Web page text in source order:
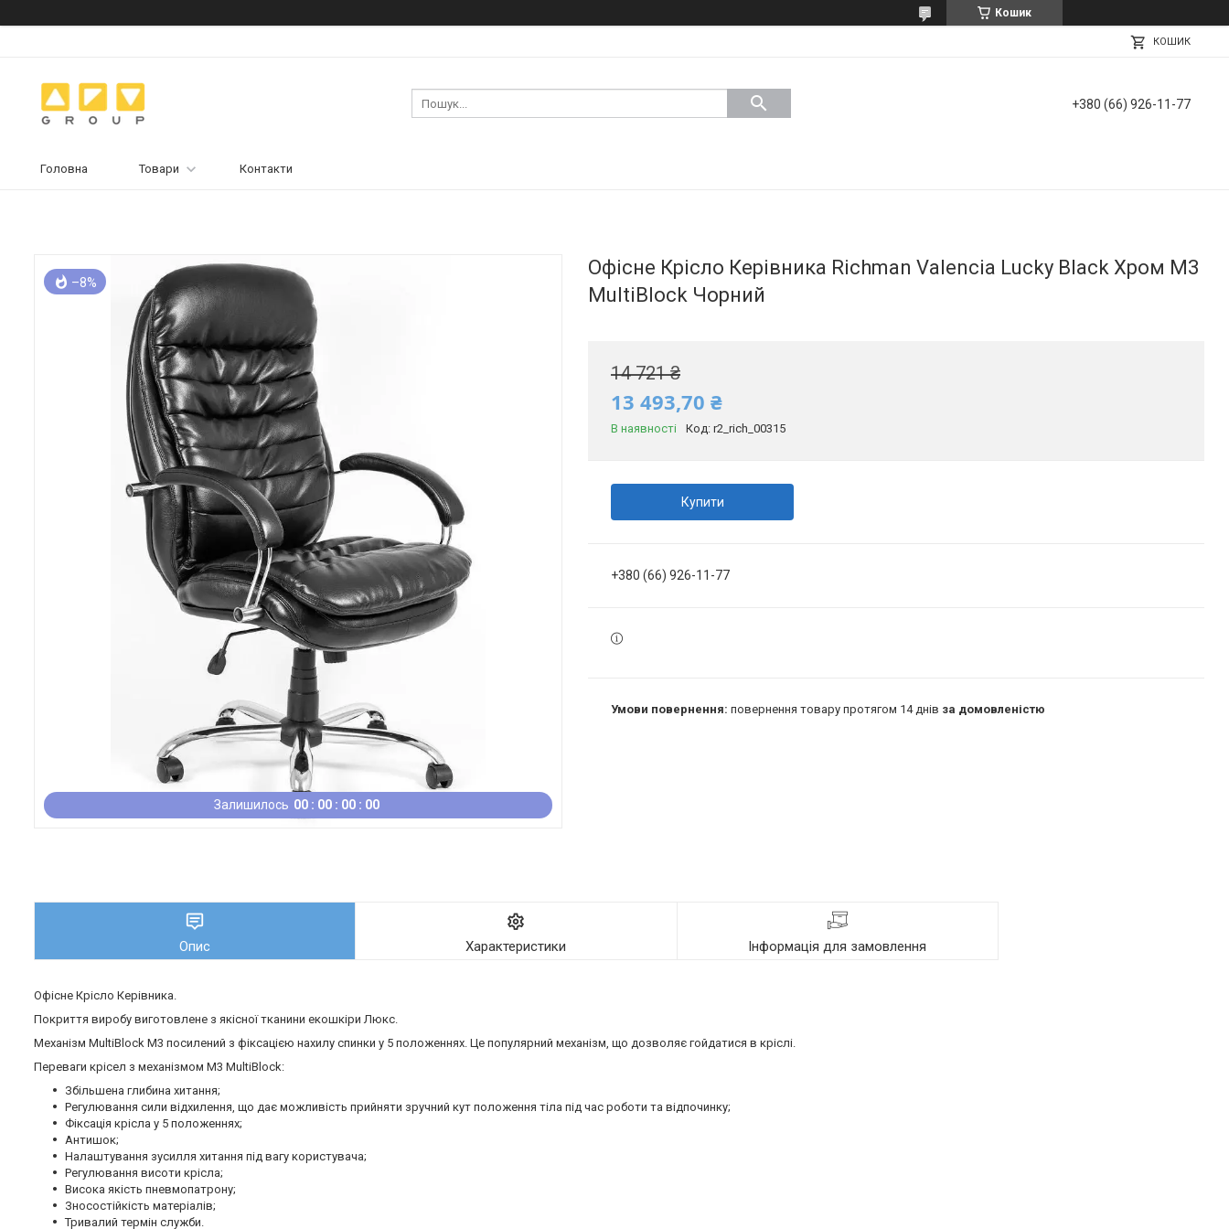
Кошик
КОШИК
+380 (66) 926-11-77
Головна Товари Контакти
Залишилось 00 00 00 00
–8%
Офісне Крісло Керівника Richman Valencia Lucky Black Хром М3
MultiBlock Чорний
14 721 ₴
13 493,70 ₴
В наявності Код: r2_rich_00315
Купити
+380 (66) 926-11-77
повернення товару протягом 14 днів за домовленістю
Опис Характеристики Інформація для замовлення
Офісне Крісло Керівника.
Покриття виробу виготовлене з якісної тканини екошкіри Люкс.
Механізм MultiBlock М3 посилений з фіксацією нахилу спинки у 5 положеннях. Це популярний механізм, що дозволяє гойдатися в кріслі.
Переваги крісел з механізмом M3 MultiBlock:
Збільшена глибина хитання;
Регулювання сили відхилення, що дає можливість прийняти зручний кут положення тіла під час роботи та відпочинку;
Фіксація крісла у 5 положеннях;
Антишок;
Налаштування зусилля хитання під вагу користувача;
Регулювання висоти крісла;
Висока якість пневмопатрону;
Зносостійкість матеріалів;
Тривалий термін служби.